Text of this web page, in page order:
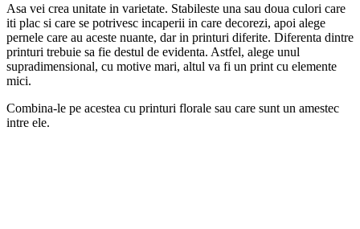
Asa vei crea unitate in varietate. Stabileste una sau doua culori care
iti plac si care se potrivesc incaperii in care decorezi, apoi alege
pernele care au aceste nuante, dar in printuri diferite. Diferenta dintre
printuri trebuie sa fie destul de evidenta. Astfel, alege unul
supradimensional, cu motive mari, altul va fi un print cu elemente
mici.
Combina-le pe acestea cu printuri florale sau care sunt un amestec
intre ele.